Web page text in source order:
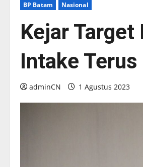
BP Batam Nasional
Kejar Target
Intake
adminCN 1 Agustus 2023